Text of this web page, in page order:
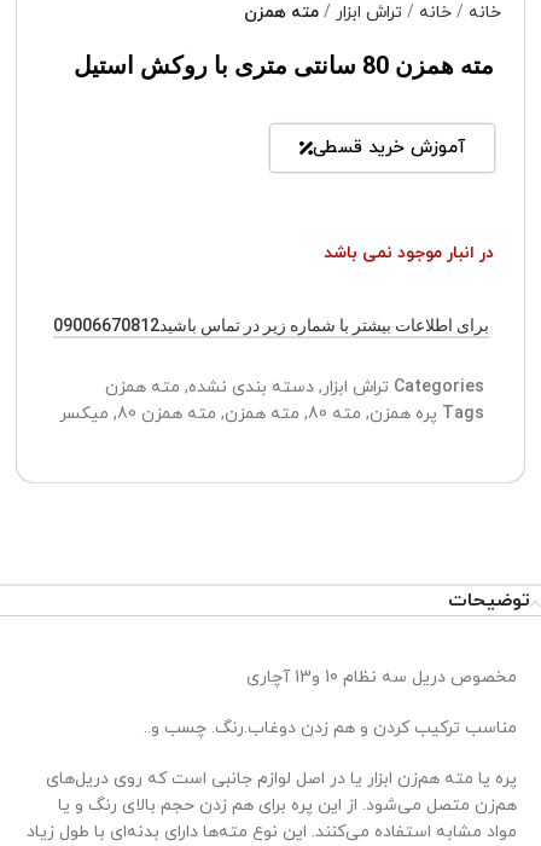
خانه خانه تراش ابزار مته همزن
مته همزن 80 سانتی متری با روکش استیل
آموزش خرید قسطی
در انبار موجود نمی باشد
برای اطلاعات بیشتر با شماره زیر در تماس باشید09006670812
Categories تراش ابزار, دسته بندی نشده, مته همزن
Tags پره همزن, مته 80 , مته همزن, مته همزن 80 , میکسر
توضیحات
مخصوص دریل سه نظام 10 و13 آچاری
مناسب ترکیب کردن و هم زدن دوغاب.رنگ. چسب و..
پره یا مته هم‌زن ابزار یا در اصل لوازم جانبی است که روی دریل‌های
هم‌زن متصل می‌شود. از این پره برای هم زدن حجم بالای رنگ و یا
مواد مشابه استفاده می‌کنند. این نوع مته‌ها دارای بدنه‌ای با طول زیاد